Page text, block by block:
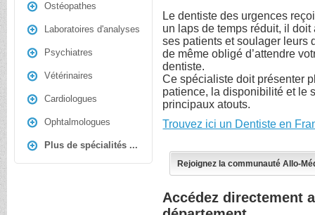
Ostéopathes
Laboratoires d'analyses
Psychiatres
Vétérinaires
Cardiologues
Ophtalmologues
Plus de spécialités ...
Le dentiste des urgences
un laps de temps réduit, il
ses patients et soulager leurs
de même obligé d’attendre
dentiste.
Ce spécialiste doit présenter
patience, la disponibilité et le
principaux atouts.
Trouvez ici un Dentiste en
Rejoignez la communauté Allo-
Accédez directement